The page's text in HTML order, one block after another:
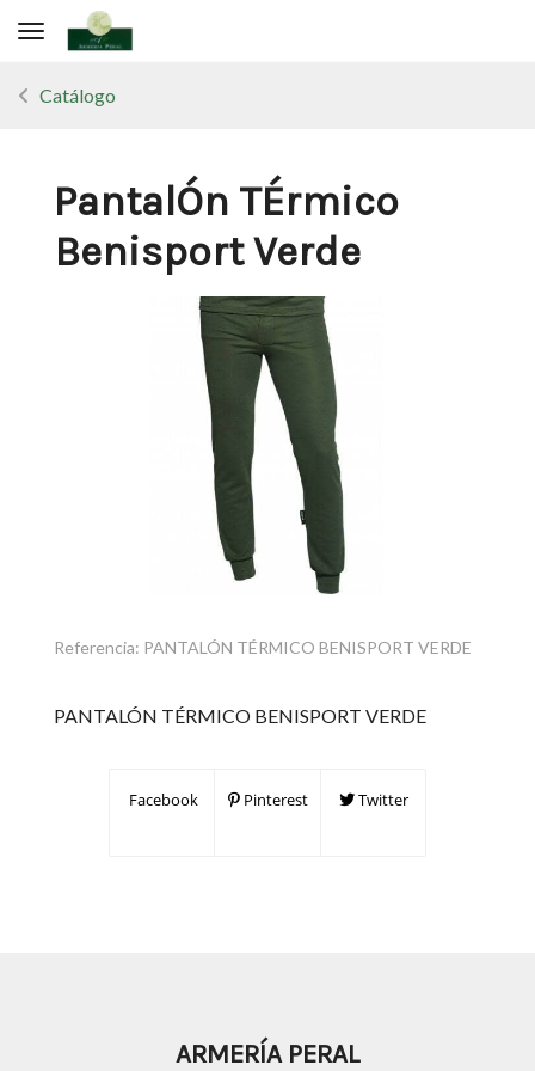
Toggle navigation
Catálogo
PantalÓn TÉrmico
Benisport Verde
Referencia: PANTALÓN TÉRMICO BENISPORT VERDE
PANTALÓN TÉRMICO BENISPORT VERDE
Facebook Pinterest Twitter
ARMERÍA PERAL